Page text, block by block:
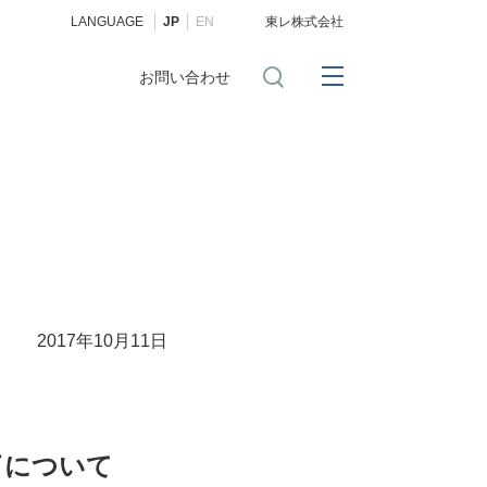
お問い合わせ
LANGUAGE JP EN 東レ株式会社
2017年10月11日
ついて